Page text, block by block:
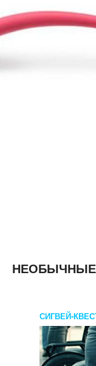
НЕОБЫЧНЫЕ
СИГВЕЙ-
ПЕТЕРБУРГ»